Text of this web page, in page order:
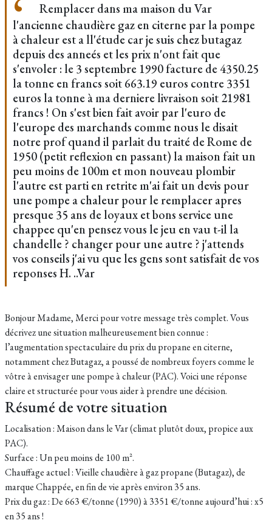
Remplacer dans ma maison du Var
l'ancienne chaudière gaz en citerne par la pompe
à chaleur est a ll'étude car je suis chez butagaz
depuis des anneés et les prix n'ont fait que
s'envoler : le 3 septembre 1990 facture de 4350.25
la tonne en francs soit 663.19 euros contre 3351
euros la tonne à ma derniere livraison soit 21981
francs ! On s'est bien fait avoir par l'euro de
l'europe des marchands comme nous le disait
notre prof quand il parlait du traité de Rome de
1950 (petit reflexion en passant) la maison fait un
peu moins de 100m et mon nouveau plombir
l'autre est parti en retrite m'ai fait un devis pour
une pompe a chaleur pour le remplacer apres
presque 35 ans de loyaux et bons service une
chappee qu'en pensez vous le jeu en vau t-il la
chandelle ? changer pour une autre ? j'attends
vos conseils j'ai vu que les gens sont satisfait de vos
reponses H. ..Var
Bonjour Madame, Merci pour votre message très complet. Vous
décrivez une situation malheureusement bien connue :
l’augmentation spectaculaire du prix du propane en citerne,
notamment chez Butagaz, a poussé de nombreux foyers comme le
vôtre à envisager une pompe à chaleur (PAC). Voici une réponse
claire et structurée pour vous aider à prendre une décision.
Résumé de votre situation
Localisation : Maison dans le Var (climat plutôt doux, propice aux
PAC).
Surface : Un peu moins de 100 m².
Chauffage actuel : Vieille chaudière à gaz propane (Butagaz), de
marque Chappée, en fin de vie après environ 35 ans.
Prix du gaz : De 663 €/tonne (1990) à 3351 €/tonne aujourd’hui : x5
en 35 ans !